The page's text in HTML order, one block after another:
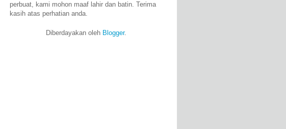
perbuat, kami mohon maaf lahir dan batin. Terima
kasih atas perhatian anda.
Diberdayakan oleh Blogger.